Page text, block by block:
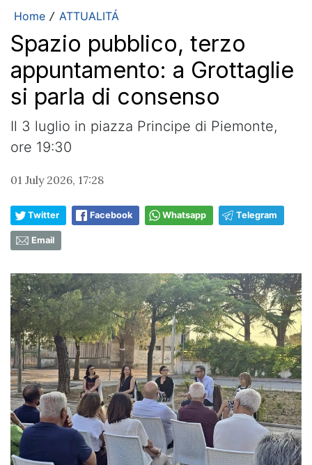
Home / ATTUALITÁ
Spazio pubblico, terzo
appuntamento: a Grottaglie
si parla di consenso
Il 3 luglio in piazza Principe di Piemonte,
ore 19:30
01 July 2026, 17:28
Twitter Facebook Whatsapp Telegram
Email